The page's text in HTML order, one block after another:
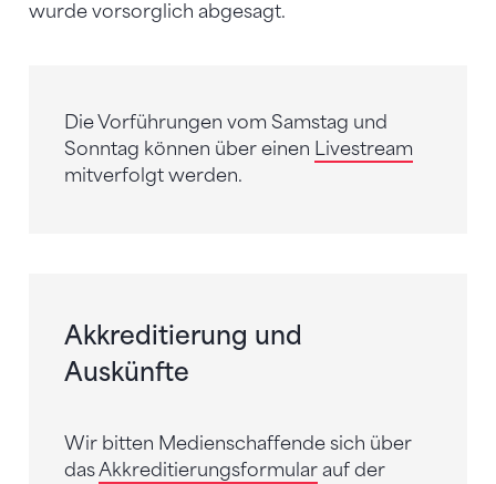
wurde vorsorglich abgesagt.
Die Vorführungen vom Samstag und
Sonntag können über einen Livestream
mitverfolgt werden.
Akkreditierung und
Auskünfte
Wir bitten Medienschaffende sich über
dasAkkreditierungsformular auf der